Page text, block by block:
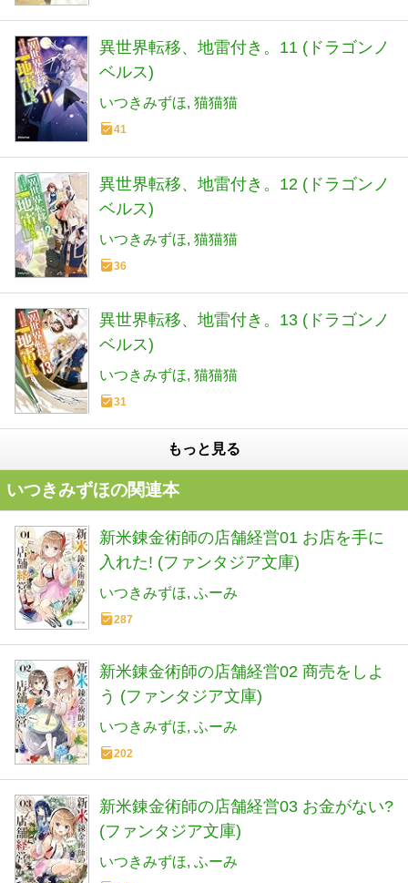
異世界転移、地雷付き。11 (ドラゴンノ
ベルス)
いつきみずほ 猫猫猫
41
異世界転移、地雷付き。12 (ドラゴンノ
ベルス)
いつきみずほ 猫猫猫
36
異世界転移、地雷付き。13 (ドラゴンノ
ベルス)
いつきみずほ 猫猫猫
31
もっと見る
いつきみずほの関連本
新米錬金術師の店舗経営01 お店を手に
入れた! (ファンタジア文庫)
いつきみずほ ふーみ
287
新米錬金術師の店舗経営02 商売をしよ
う (ファンタジア文庫)
いつきみずほ ふーみ
202
新米錬金術師の店舗経営03 お金がない?
(ファンタジア文庫)
いつきみずほ ふーみ